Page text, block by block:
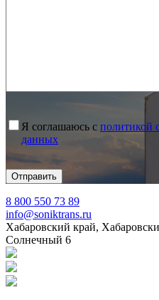
Я соглашаюсь с политикой
данных
8 800 550 73 89
info@soniktrans.ru
Хабаровский край,
Солнечный 6